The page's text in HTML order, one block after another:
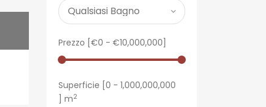
Prezzo [ €0 - €10,000,000
Superficie [ 0 - 1,000,000,000
] m2